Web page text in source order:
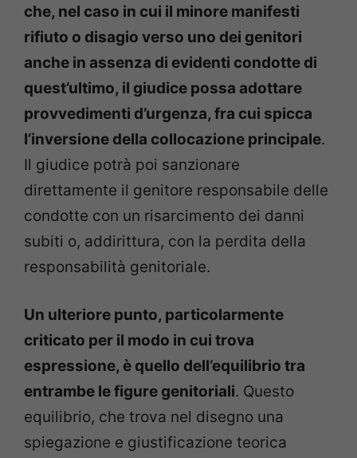
che, nel caso in cui il minore manifesti
rifiuto o disagio verso uno dei genitori
anche in assenza di evidenti condotte di
quest’ultimo, il giudice possa adottare
provvedimenti d’urgenza, fra cui spicca
l’inversione della collocazione principale.
Il giudice potrà poi sanzionare
direttamente il genitore responsabile delle
condotte con un risarcimento dei danni
subiti o, addirittura, con la perdita della
responsabilità genitoriale.
Un ulteriore punto, particolarmente
criticato per il modo in cui trova
espressione, è quello dell’equilibrio tra
entrambe le figure genitoriali. Questo
equilibrio, che trova nel disegno una
spiegazione e giustificazione teorica